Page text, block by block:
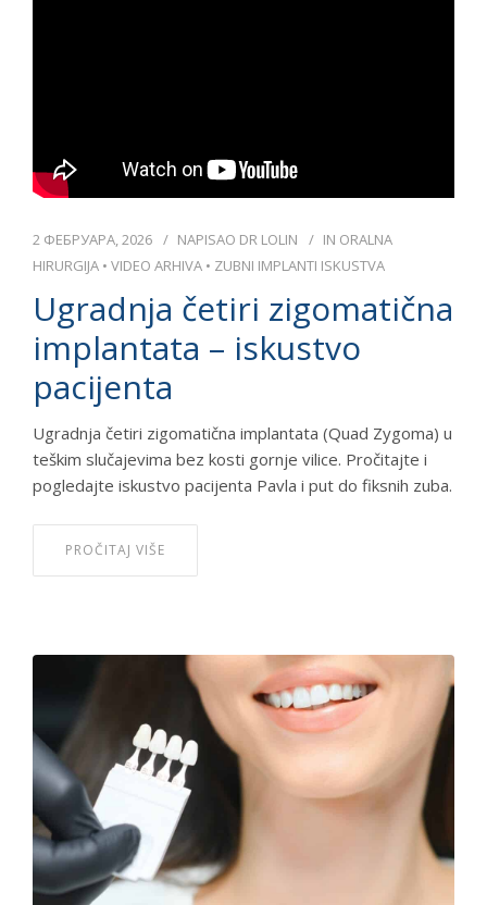
СРПСКИ
2 ФЕБРУАРА, 2026 NAPISAO DR LOLIN IN ORALNA
HIRURGIJA • VIDEO ARHIVA • ZUBNI IMPLANTI ISKUSTVA
Ugradnja četiri zigomatična
implantata – iskustvo
pacijenta
Ugradnja četiri zigomatična implantata (Quad Zygoma) u
teškim slučajevima bez kosti gornje vilice. Pročitajte i
pogledajte iskustvo pacijenta Pavla i put do fiksnih zuba.
PROČITAJ VIŠE